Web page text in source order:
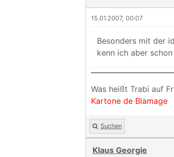
15.01.2007, 00:07
Besonders mit der
kenn ich aber
Was heißt Trabi auf
Kartone de Blamage
Suchen
Klaus Georgie